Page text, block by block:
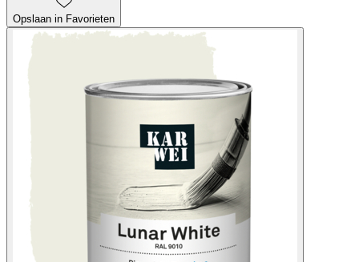
Opslaan in Favorieten